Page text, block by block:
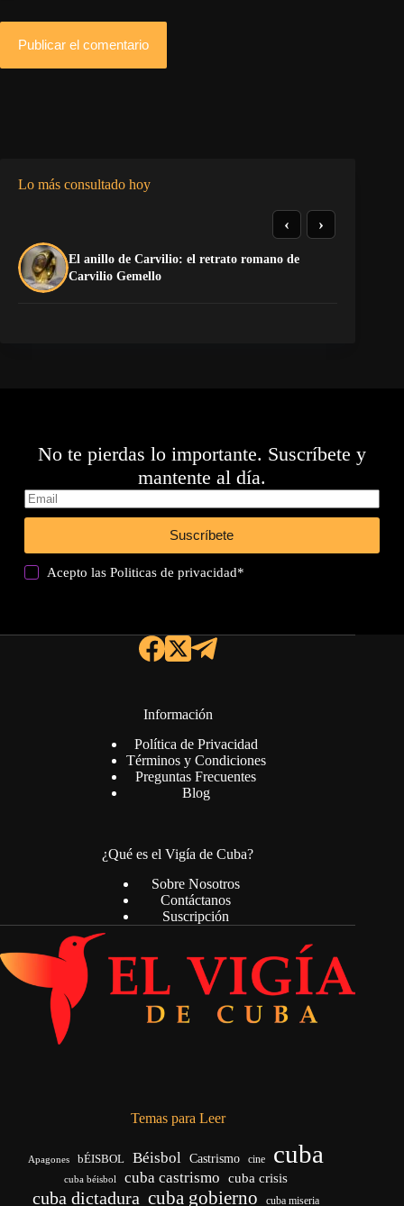
Publicar el comentario
Lo más consultado hoy
El anillo de Carvilio: el retrato romano de
Carvilio Gemello
‹ ›
No te pierdas lo importante. Suscríbete y
mantente al día.
Suscríbete
Acepto lasPoliticas de privacidad*
Información
Política de Privacidad
Términos y Condiciones
Preguntas Frecuentes
Blog
¿Qué es el Vigía de Cuba?
Sobre Nosotros
Contáctanos
Suscripción
Temas para Leer
Apagones bÉISBOL Béisbol Castrismo cine cuba
cuba béisbol cuba castrismo cuba crisis
cuba dictadura cuba gobierno cuba miseria